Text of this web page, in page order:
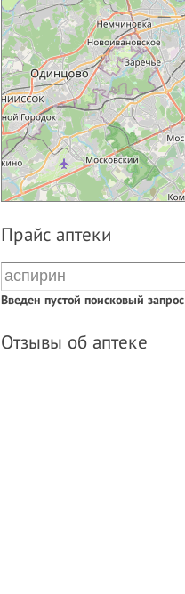
Прайс аптеки
Введен пустой поисковый запрос
Отзывы об аптеке